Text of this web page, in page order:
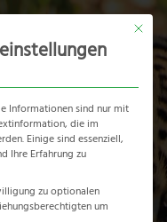
Mit
Informationen sind nur mit
die im
Einige sind essenziell,
Ihre Erfahrung zu
zu optionalen
um